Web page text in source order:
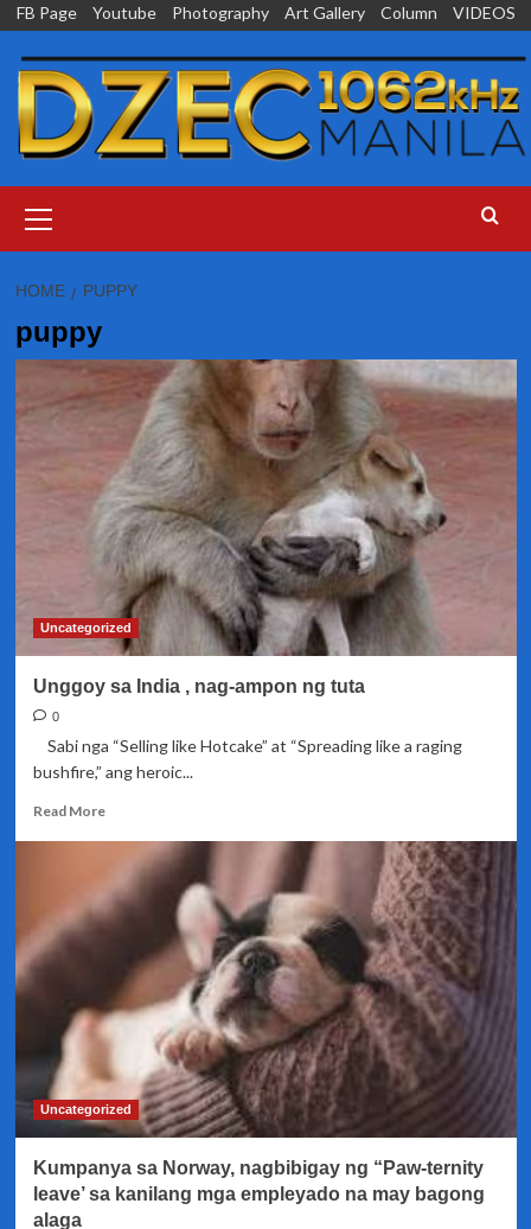
Skip
content
FB Page Youtube Photography Art Gallery Column VIDEOS
Menu
HOME PUPPY
puppy
Uncategorized
Unggoy sa India , nag-ampon ng tuta
0
Sabi nga “Selling like Hotcake” at “Spreading like a raging
bushfire,” ang heroic...
Read MoreRead
Unggoy
sa
India
nag-
ampon
ng
tuta
Uncategorized
Kumpanya sa Norway, nagbibigay ng “Paw-ternity
leave’ sa kanilang mga empleyado na may bagong
alaga